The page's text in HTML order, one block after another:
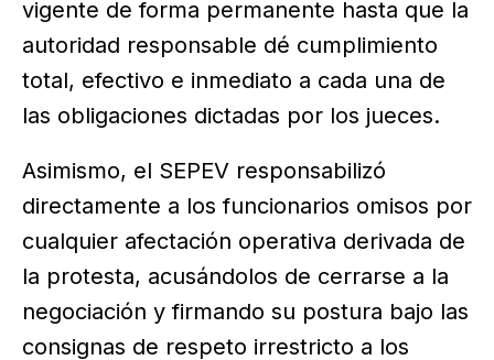
vigente de forma permanente hasta que la
autoridad responsable dé cumplimiento
total, efectivo e inmediato a cada una de
las obligaciones dictadas por los jueces.
Asimismo, el SEPEV responsabilizó
directamente a los funcionarios omisos por
cualquier afectación operativa derivada de
la protesta, acusándolos de cerrarse a la
negociación y firmando su postura bajo las
consignas de respeto irrestricto a los